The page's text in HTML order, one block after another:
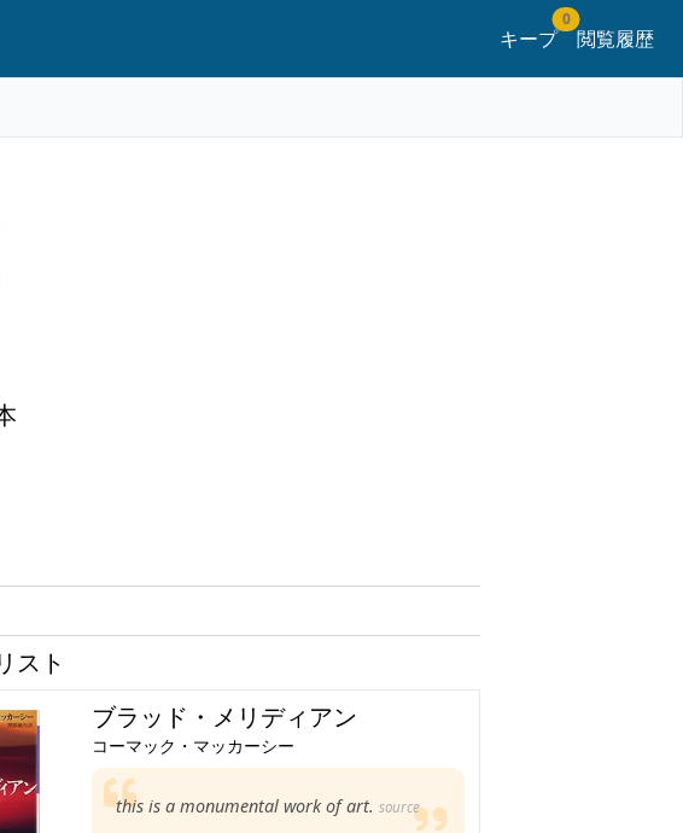
キープ
0
閲覧履歴
スト
ブラッド・メリディアン
コーマック・マッカーシー
this is a monumental work of art. source